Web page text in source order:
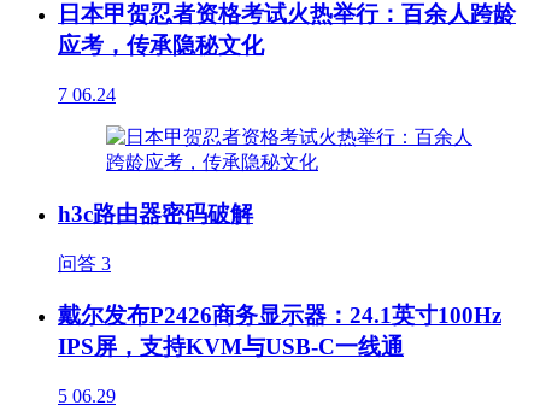
日本甲贺忍者资格考试火热举行：百余人跨龄
应考，传承隐秘文化
7 06.24
h3c路由器密码破解
问答 3
戴尔发布P2426商务显示器：24.1英寸100Hz
IPS屏，支持KVM与USB-C一线通
5 06.29